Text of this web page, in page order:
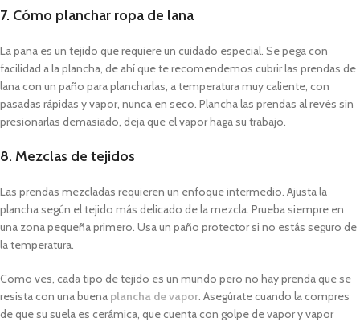
7. Cómo planchar ropa de lana
La pana es un tejido que requiere un cuidado especial. Se pega con
facilidad a la plancha, de ahí que te recomendemos cubrir las prendas de
lana con un paño para plancharlas, a temperatura muy caliente, con
pasadas rápidas y vapor, nunca en seco. Plancha las prendas al revés sin
presionarlas demasiado, deja que el vapor haga su trabajo.
8. Mezclas de tejidos
Las prendas mezcladas requieren un enfoque intermedio. Ajusta la
plancha según el tejido más delicado de la mezcla. Prueba siempre en
una zona pequeña primero. Usa un paño protector si no estás seguro de
la temperatura.
Como ves, cada tipo de tejido es un mundo pero no hay prenda que se
resista con una buena plancha de vapor . Asegúrate cuando la compres
de que su suela es cerámica, que cuenta con golpe de vapor y vapor